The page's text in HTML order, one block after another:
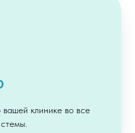
клинике во все